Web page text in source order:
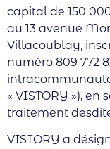
capital de 150
au 13 avenue
Villacoublay,
numéro 809 772
« VISTORY »),
traitement
VISTORY a